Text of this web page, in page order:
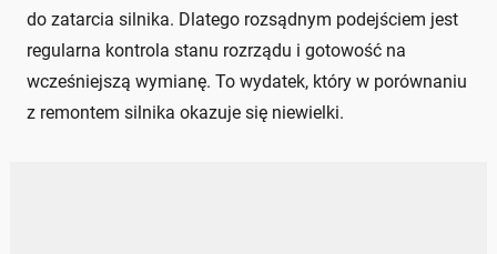
do zatarcia silnika. Dlatego rozsądnym podejściem jest
regularna kontrola stanu rozrządu i gotowość na
wcześniejszą wymianę. To wydatek, który w porównaniu
z remontem silnika okazuje się niewielki.